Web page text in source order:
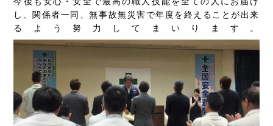
し、関係者一同、無事故無災害で年度を終えることが出来
るよう努力してまいります。